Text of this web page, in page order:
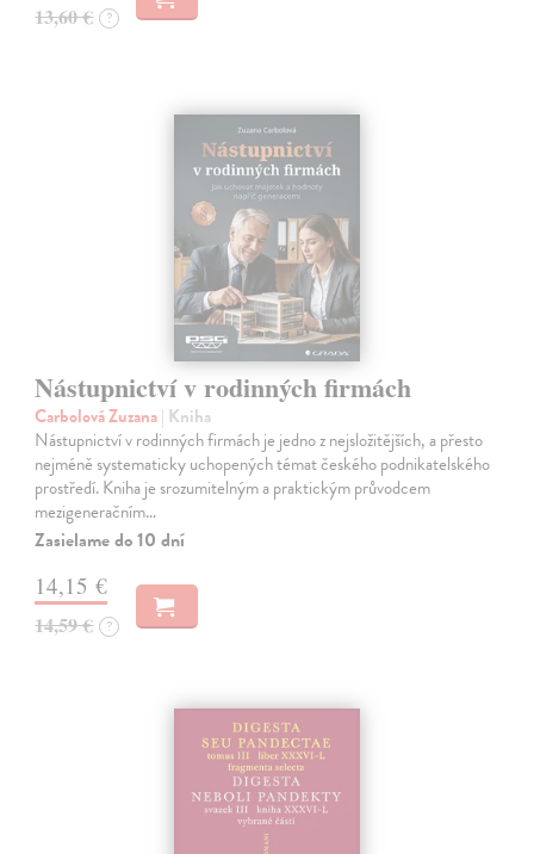
13,60 € ?
Nástupnictví v rodinných firmách
Carbolová Zuzana| Kniha
Nástupnictví v rodinných firmách je jedno z nejsložitějších, a přesto
nejméně systematicky uchopených témat českého podnikatelského
prostředí. Kniha je srozumitelným a praktickým průvodcem
mezigeneračním…
Zasielame do 10 dní
14,15 €
14,59 € ?